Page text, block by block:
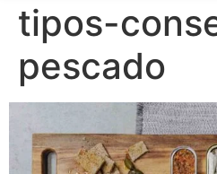
tipos-
pescado